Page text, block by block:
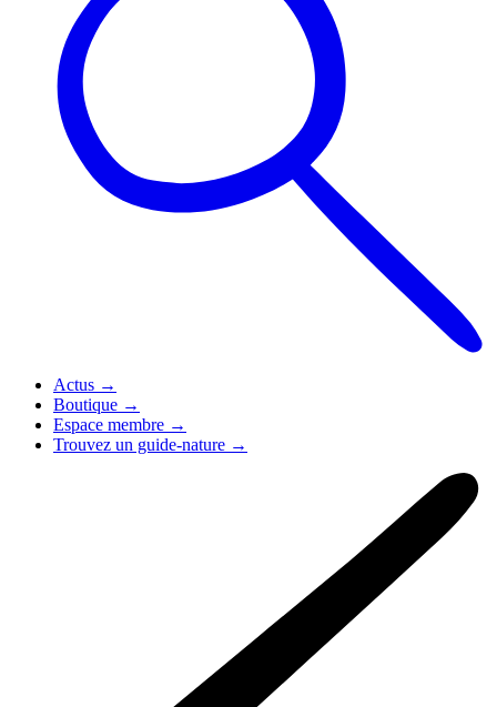
Actus →
Boutique →
Espace membre →
Trouvez un guide-nature →